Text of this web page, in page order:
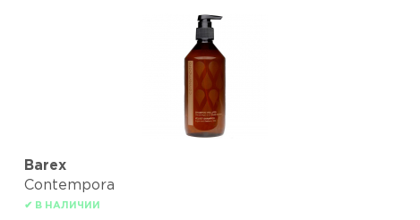
Barex
Contempora
✔ В НАЛИЧИИ